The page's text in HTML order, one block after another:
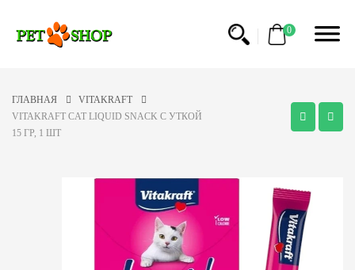
0
ГЛАВНАЯ
VITAKRAFT
VITAKRAFT CAT LIQUID SNACK С УТКОЙ
15 ГР, 1 ШТ